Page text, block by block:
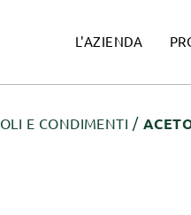
L'AZIENDA
OLI E CONDIMENTI